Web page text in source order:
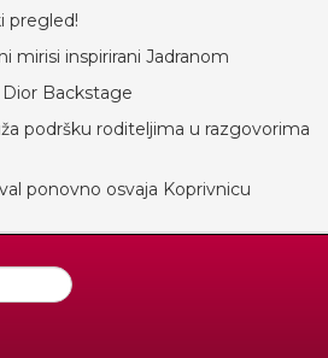
pregled!
mirisi inspirirani Jadranom
Backstage
podršku roditeljima u razgovorima
ponovno osvaja Koprivnicu